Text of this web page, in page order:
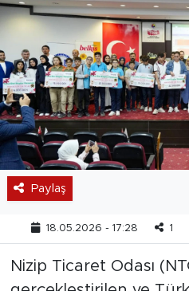
Paylaş
18.05.2026 - 17:28 1
Nizip Ticaret Odası